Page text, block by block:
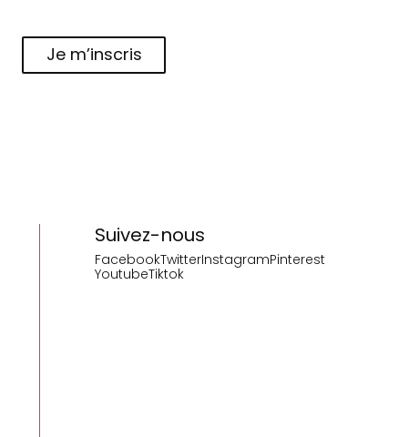
Je m’inscris
Suivez-nous
FacebookTwitterInstagramPinterest
YoutubeTiktok